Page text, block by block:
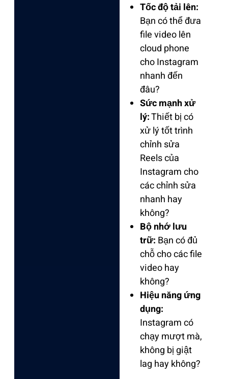
Tốc độ tải lên:
Bạn có thể đưa
file video lên
cloud phone
cho Instagram
nhanh đến
đâu?
Sức mạnh xử
lý:Thiết bị có
xử lý tốt trình
chỉnh sửa
Reels của
Instagram cho
các chỉnh sửa
nhanh hay
không?
Bộ nhớ lưu
trữ: Bạn có đủ
chỗ cho các file
video hay
không?
Hiệu năng ứng
dụng:
Instagram có
chạy mượt mà,
không bị giật
lag hay không?